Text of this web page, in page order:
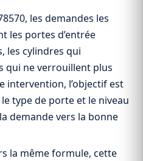
les demandes les
les portes d’entrée
les cylindres qui
qui ne verrouillent plus
intervention, l’objectif est
type de porte et le niveau
demande vers la bonne
la même formule, cette